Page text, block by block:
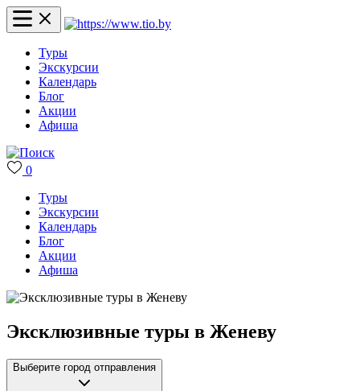
Туры
Экскурсии
Календарь
Блог
Акции
Афиша
0
Туры
Экскурсии
Календарь
Блог
Акции
Афиша
Эксклюзивные туры в Женеву
Выберите город отправления